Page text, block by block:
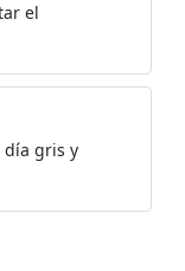
el
día gris y